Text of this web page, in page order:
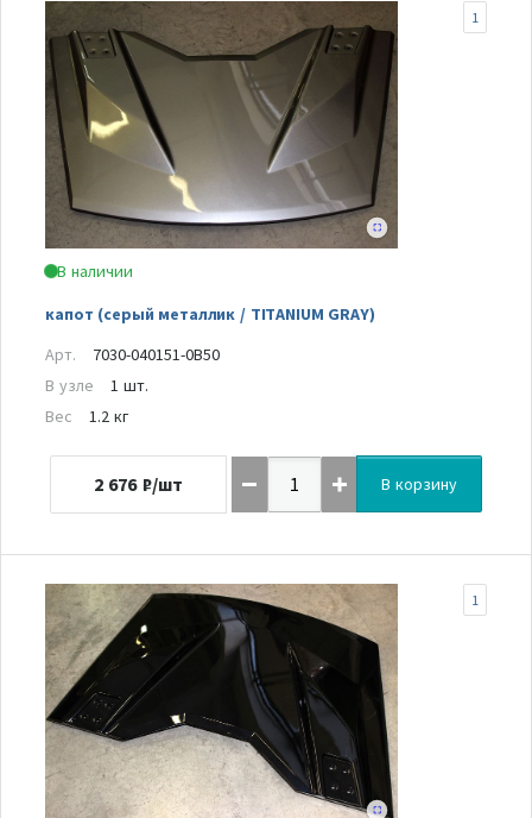
В наличии
капот (серый металлик / TITANIUM GRAY)
1
Арт.
7030-040151-0B50
В узле
1 шт.
Вес
1.2 кг
2 676 ₽/шт В корзину
1